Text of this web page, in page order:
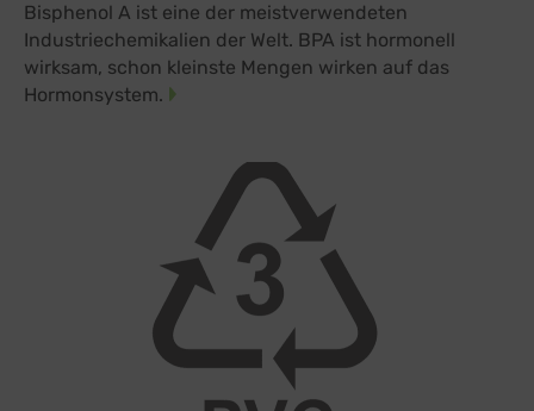
Bisphenol A ist eine der meistverwendeten
Industriechemikalien der Welt. BPA ist hormonell
wirksam, schon kleinste Mengen wirken auf das
Hormonsystem.